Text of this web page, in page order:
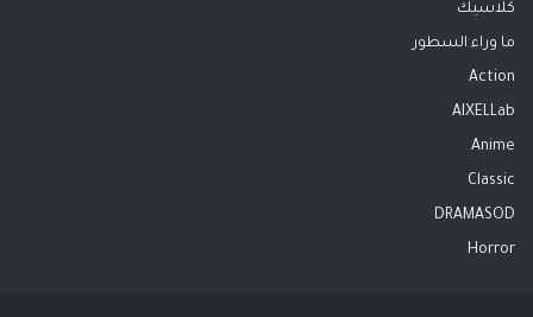
كلاسيك
ما وراء السطور
Action
AIXELLab
Anime
Classic
DRAMASOD
Horror